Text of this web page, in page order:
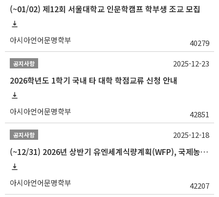
(~01/02) 제12회 서울대학교 인문학캠프 학부생 조교 모집
아시아언어문명학부 40279
공지사항
2026학년도 1학기 국내 타 대학 학점교류 신청 안내
아시아언어문명학부 42851
2025-12-23
공지사항
(~12/31) 2026년 상반기 유엔세계식량계획(WFP), 국제농업개발기금(IFAD) 및 유엔아동기금(UNICEF) 인턴십 프로그램 참가자 모집
아시아언어문명학부 42207
2025-12-18